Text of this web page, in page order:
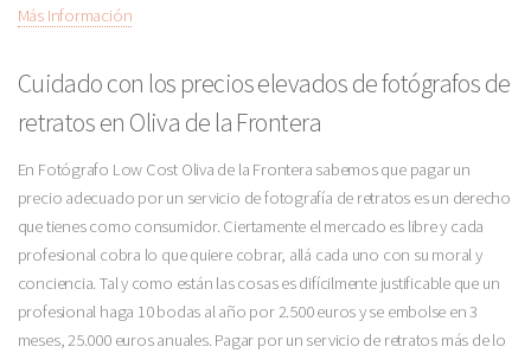
Más Información
Cuidado con los precios elevados de fotógrafos de
retratos en Oliva de la Frontera
En Fotógrafo Low Cost Oliva de la Frontera sabemos que pagar un
precio adecuado por un servicio de fotografía de retratos es un derecho
que tienes como consumidor. Ciertamente el mercado es libre y cada
profesional cobra lo que quiere cobrar, allá cada uno con su moral y
conciencia. Tal y como están las cosas es difícilmente justificable que un
profesional haga 10 bodas al año por 2.500 euros y se embolse en 3
meses, 25.000 euros anuales. Pagar por un servicio de retratos más de lo